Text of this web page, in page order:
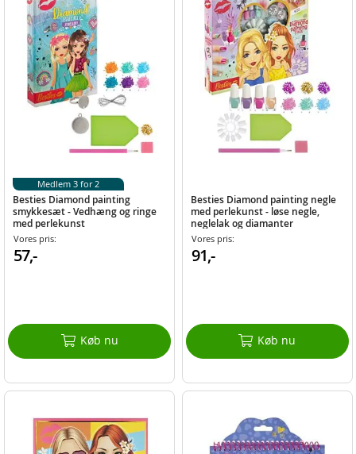
Besties Diamond painting
smykkesæt - Vedhæng og ringe
med perlekunst
Vores pris:
57,-
Køb nu
Medlem 3 for 2
Besties Diamond painting negle
med perlekunst - løse negle,
neglelak og diamanter
Vores pris:
91,-
Køb nu